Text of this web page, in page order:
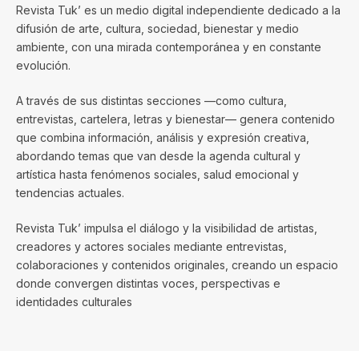
Revista Tuk’ es un medio digital independiente dedicado a la
difusión de arte, cultura, sociedad, bienestar y medio
ambiente, con una mirada contemporánea y en constante
evolución.
A través de sus distintas secciones —como cultura,
entrevistas, cartelera, letras y bienestar— genera contenido
que combina información, análisis y expresión creativa,
abordando temas que van desde la agenda cultural y
artística hasta fenómenos sociales, salud emocional y
tendencias actuales.
Revista Tuk’ impulsa el diálogo y la visibilidad de artistas,
creadores y actores sociales mediante entrevistas,
colaboraciones y contenidos originales, creando un espacio
donde convergen distintas voces, perspectivas e
identidades culturales